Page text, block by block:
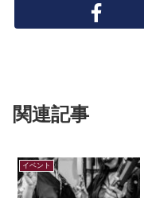
関連記事
イベント